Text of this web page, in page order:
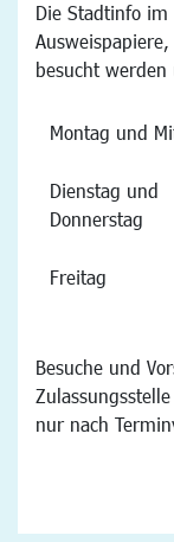
Die Stadtinfo im
besucht
Montag und
Dienstag und
Donnerstag
Freitag
Besuche und
nur nach